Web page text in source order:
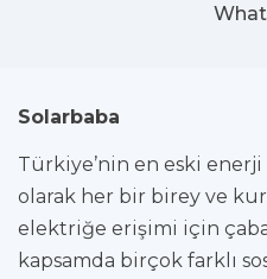
Solarbaba
Türkiye’nin en eski
olarak her bir birey ve
elektriğe erişimi için
kapsamda birçok farklı